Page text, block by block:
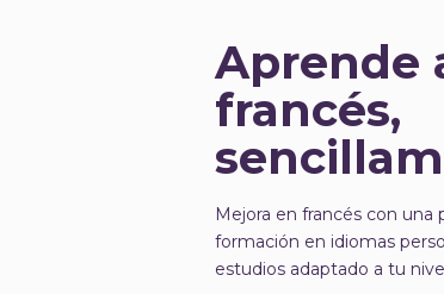
Aprende
francés,
Mejora en francés con una
formación en idiomas
estudios adaptado a tu